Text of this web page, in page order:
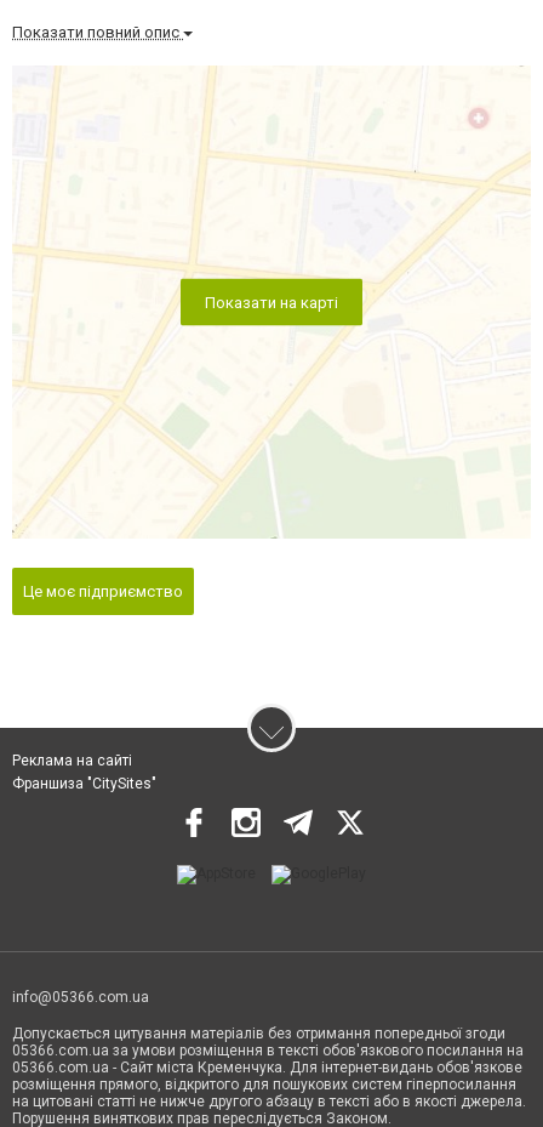
Показати повний опис
Показати на карті
Це моє підприємство
Реклама на сайті
Франшиза "CitySites"
info@05366.com.ua
Допускається цитування матеріалів без отримання попередньої згоди
05366.com.ua за умови розміщення в тексті обов'язкового посилання на
05366.com.ua - Сайт міста Кременчука. Для інтернет-видань обов'язкове
розміщення прямого, відкритого для пошукових систем гіперпосилання
на цитовані статті не нижче другого абзацу в тексті або в якості джерела.
Порушення виняткових прав переслідується Законом.